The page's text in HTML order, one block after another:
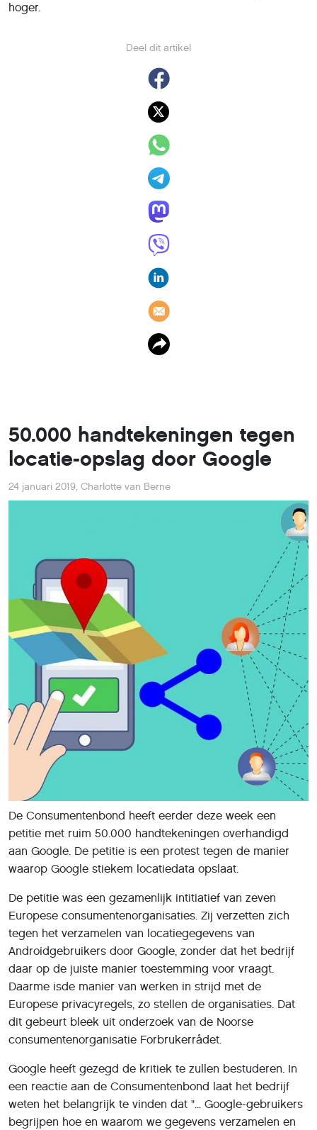
Deel dit artikel
hoger.
50.000 handtekeningen tegen
locatie-opslag door Google
24 januari 2019, Charlotte van Berne
De Consumentenbond heeft eerder deze week een
petitie met ruim 50.000 handtekeningen overhandigd
aan Google. De petitie is een protest tegen de manier
waarop Google stiekem locatiedata opslaat.
De petitie was een gezamenlijk intitiatief van zeven
Europese consumentenorganisaties. Zij verzetten zich
tegen het verzamelen van locatiegegevens van
Androidgebruikers door Google, zonder dat het bedrijf
daar op de juiste manier toestemming voor vraagt.
Daarme isde manier van werken in strijd met de
Europese privacyregels, zo stellen de organisaties. Dat
dit gebeurt bleek uit onderzoek van de Noorse
consumentenorganisatie Forbrukerrådet.
Google heeft gezegd de kritiek te zullen bestuderen. In
een reactie aan de Consumentenbond laat het bedrijf
weten het belangrijk te vinden dat "... Google-gebruikers
begrijpen hoe en waarom we gegevens verzamelen en